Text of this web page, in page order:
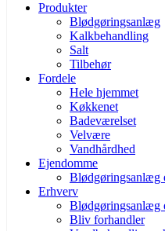
Produkter
Blødgøringsanlæg
Kalkbehandling
Salt
Tilbehør
Fordele
Hele hjemmet
Køkkenet
Badeværelset
Velvære
Vandhårdhed
Ejendomme
Blødgøringsanlæg
Erhverv
Blødgøringsanlæg
Bliv forhandler